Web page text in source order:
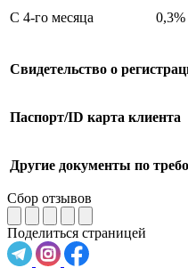
С 4-го месяца
Свидетельство о
Паспорт/ID карта клиента
Другие документы по
Сбор отзывов
Поделиться страницей